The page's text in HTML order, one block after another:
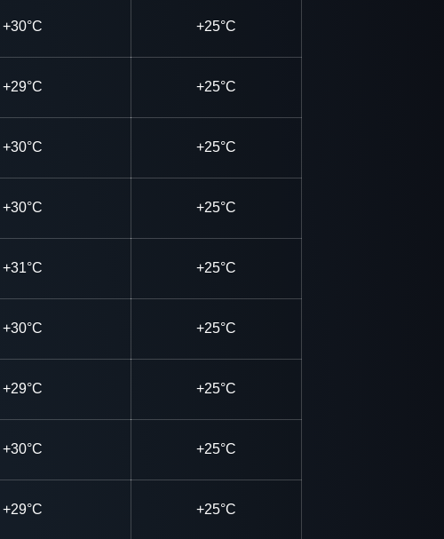
+30°C +25°C
+29°C +25°C
+30°C +25°C
+30°C +25°C
+31°C +25°C
+30°C +25°C
+29°C +25°C
+30°C +25°C
+29°C +25°C